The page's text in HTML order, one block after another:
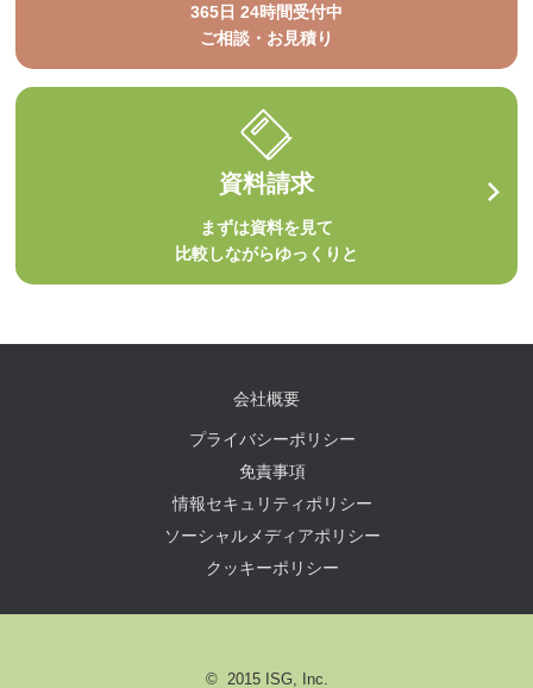
365日 24時間受付中
ご相談・お見積り
資料請求
まずは資料を見て
比較しながらゆっくりと
会社概要
プライバシーポリシー
免責事項
情報セキュリティポリシー
ソーシャルメディアポリシー
クッキーポリシー
© 2015 ISG, Inc.